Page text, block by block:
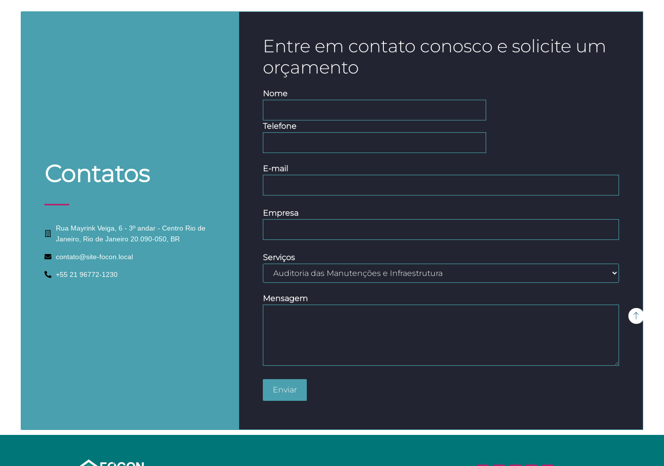
Contatos
Rua Mayrink Veiga, 6 - 3º andar - Centro Rio de
Janeiro, Rio de Janeiro 20.090-050, BR
contato@site-focon.local
+55 21 96772-1230
Entre em contato conosco e solicite um
orçamento
Nome
Telefone
E-mail
Empresa
Serviços
Mensagem